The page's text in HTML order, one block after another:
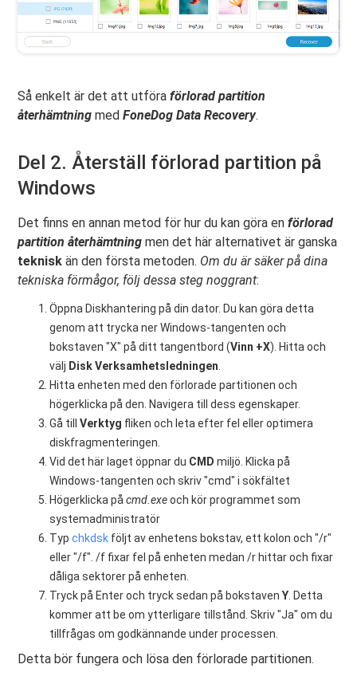
Så enkelt är det att utföraförlorad partition
återhämtning medFoneDog Data Recovery.
Del 2. Återställ förlorad partition på
Windows
Det finns en annan metod för hur du kan göra enförlorad
partition återhämtning men det här alternativet är ganska
teknisk än den första metoden. Om du är säker på dina
tekniska förmågor, följ dessa steg noggrant:
Öppna Diskhantering på din dator. Du kan göra detta
genom att trycka ner Windows-tangenten och
bokstaven "X" på ditt tangentbord (Vinn +X). Hitta och
välj DiskVerksamhetsledningen
Hitta enheten med den förlorade partitionen och
högerklicka på den. Navigera till dess egenskaper.
Gå tillVerktyg fliken och leta efter fel eller optimera
diskfragmenteringen.
Vid det här laget öppnar du CMD miljö. Klicka på
Windows-tangenten och skriv "cmd" i sökfältet
Högerklicka påcmd.exeoch kör programmet som
systemadministratör
Typchkdsk följt av enhetens bokstav, ett kolon och "/r"
eller "/f". /f fixar fel på enheten medan /r hittar och fixar
dåliga sektorer på enheten.
Tryck på Enter och tryck sedan på bokstavenY . Detta
kommer att be om ytterligare tillstånd. Skriv "Ja" om du
tillfrågas om godkännande under processen.
Detta bör fungera och lösa den förlorade partitionen.